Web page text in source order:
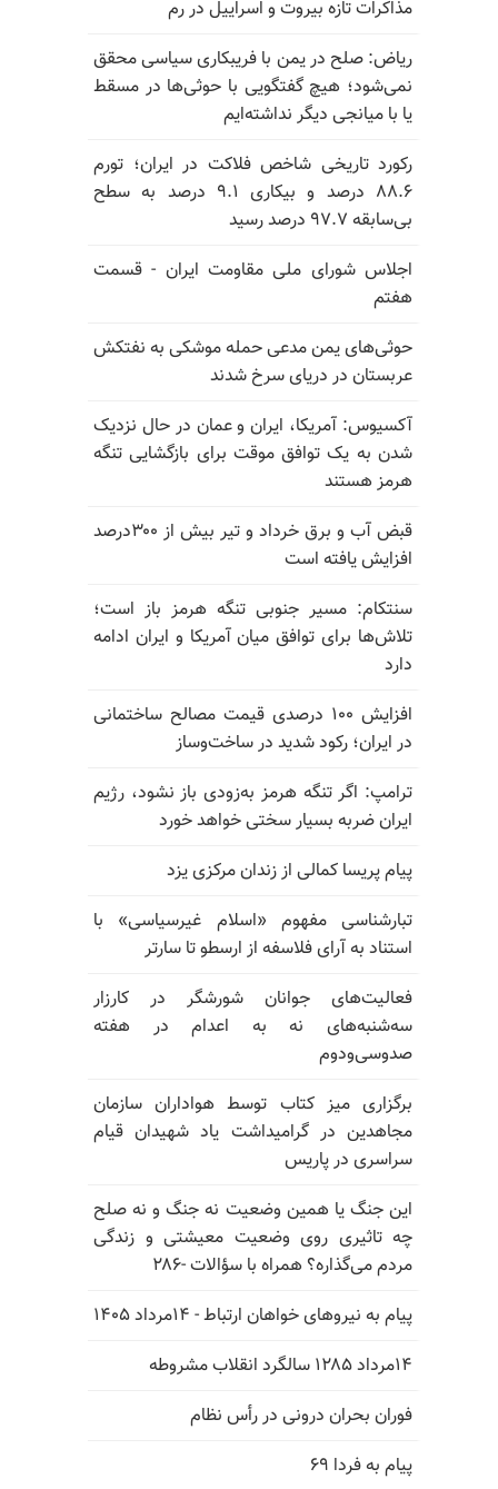
مذاکرات تازه بیروت و اسراییل در رم
ریاض: صلح در یمن با فریبکاری سیاسی محقق
نمی‌شود؛ هیچ گفتگویی با حوثی‌ها در مسقط
یا با میانجی دیگر نداشته‌ایم
رکورد تاریخی شاخص فلاکت در ایران؛ تورم
۸۸.۶ درصد و بیکاری ۹.۱ درصد به سطح
بی‌سابقه ۹۷.۷ درصد رسید
اجلاس شورای ملی مقاومت ایران - قسمت
هفتم
حوثی‌های یمن مدعی حمله موشکی به نفتکش
عربستان در دریای سرخ شدند
آکسیوس: آمریکا، ایران و عمان در حال نزدیک
شدن به یک توافق موقت برای بازگشایی تنگه
هرمز هستند
قبض آب و برق خرداد و تیر بیش از ۳۰۰درصد
افزایش یافته است
سنتکام: مسیر جنوبی تنگه هرمز باز است؛
تلاش‌ها برای توافق میان آمریکا و ایران ادامه
دارد
افزایش ۱۰۰ درصدی قیمت مصالح ساختمانی
در ایران؛ رکود شدید در ساخت‌وساز
ترامپ: اگر تنگه هرمز به‌زودی باز نشود، رژیم
ایران ضربه بسیار سختی خواهد خورد
پیام پریسا کمالی از زندان مرکزی یزد
تبارشناسی مفهوم «اسلام غیرسیاسی» با
استناد به آرای فلاسفه از ارسطو تا سارتر
فعالیت‌های جوانان شورشگر در کارزار
سه‌شنبه‌های نه به اعدام در هفته
صدوسی‌و‌دوم
برگزاری میز کتاب توسط هواداران سازمان
مجاهدین در گرامیداشت یاد شهیدان قیام
سراسری در پاریس
این جنگ یا همین وضعیت نه جنگ و نه صلح
چه تاثیری روی وضعیت معیشتی و زندگی
مردم می‌گذاره؟ همراه با سؤالات -۲۸۶
پیام به نیروهای خواهان ارتباط - ۱۴مرداد ۱۴۰۵
۱۴مرداد ۱۲۸۵ سالگرد انقلاب مشروطه
فوران بحران درونی در رأس نظام
پیام به فردا ۶۹